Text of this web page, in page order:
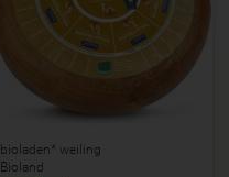
bioladen* weiling
Bioland